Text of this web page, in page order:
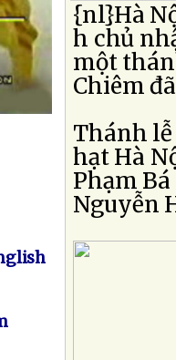
{nl}Hà
h chủ
một
Chiêm
Thánh lễ
hạt Hà
Phạm
Nguyễn